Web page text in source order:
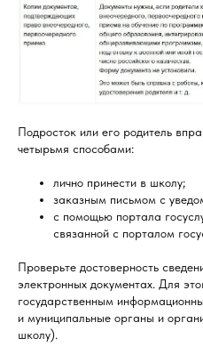
Подросток или его родитель
четырьмя способами:
лично принести в школу;
заказным письмом с
с помощью портала
связанной с порталом
Проверьте достоверность
электронных документах. Для
государственным
и муниципальные органы и
школу).